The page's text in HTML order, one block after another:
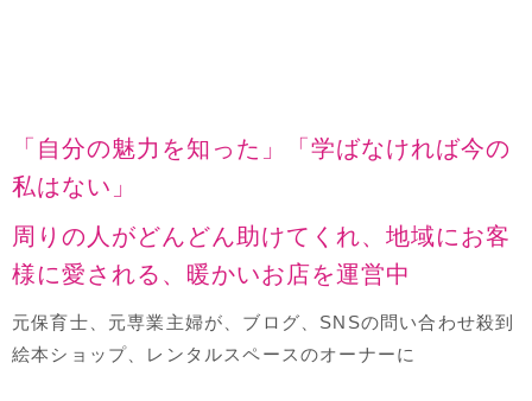
「自分の魅力を知った」「学ばなければ今の
私はない」
周りの人がどんどん助けてくれ、地域にお客
様に愛される、暖かいお店を運営中
元保育士、元専業主婦が、ブログ、SNSの問い合わせ殺到
絵本ショップ、レンタルスペースのオーナーに